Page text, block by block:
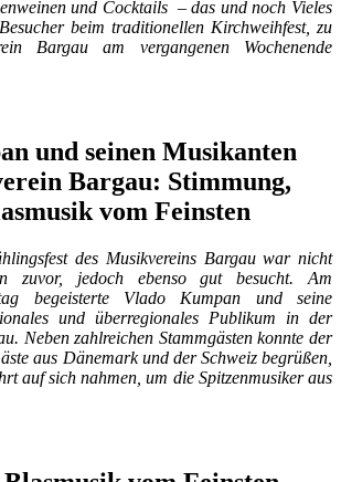
und Cocktails – das und noch Vieles
beim traditionellen Kirchweihfest, zu
Bargau am vergangenen Wochenende
und seinen Musikanten
Bargau: Stimmung,
vom Feinsten
des Musikvereins Bargau war nicht
zuvor, jedoch ebenso gut besucht. Am
begeisterte Vlado Kumpan und seine
und überregionales Publikum in der
Neben zahlreichen Stammgästen konnte der
aus Dänemark und der Schweiz begrüßen,
auf sich nahmen, um die Spitzenmusiker aus